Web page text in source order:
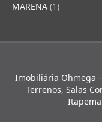
MARENA (1)
Imobiliária Ohmega
Terrenos, Salas
Itapema